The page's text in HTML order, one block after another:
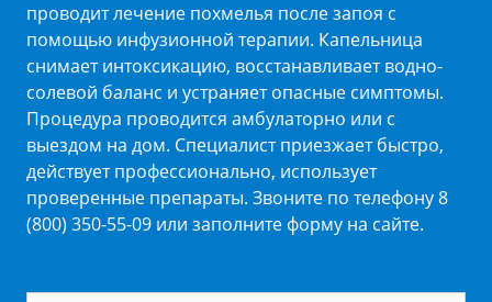
проводит лечение похмелья после запоя с
помощью инфузионной терапии. Капельница
снимает интоксикацию, восстанавливает водно-
солевой баланс и устраняет опасные симптомы.
Процедура проводится амбулаторно или с
выездом на дом. Специалист приезжает быстро,
действует профессионально, использует
проверенные препараты. Звоните по телефону 8
(800) 350-55-09 или заполните форму на сайте.